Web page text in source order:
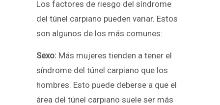
Los factores de riesgo del síndrome
del túnel carpiano pueden variar. Estos
son algunos de los más comunes:
Sexo: Más mujeres tienden a tener el
síndrome del túnel carpiano que los
hombres. Esto puede deberse a que el
área del túnel carpiano suele ser más